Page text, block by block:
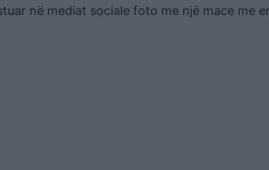
në mediat sociale foto me një mace me